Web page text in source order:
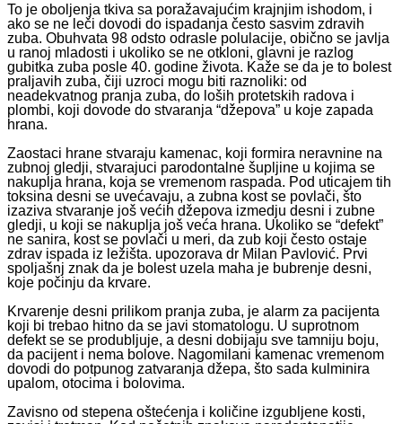
To je oboljenja tkiva sa poražavajućim krajnjim ishodom, i
ako se ne leči dovodi do ispadanja često sasvim zdravih
zuba. Obuhvata 98 odsto odrasle polulacije, obično se javlja
u ranoj mladosti i ukoliko se ne otkloni, glavni je razlog
gubitka zuba posle 40. godine života. Kaže se da je to bolest
praljavih zuba, čiji uzroci mogu biti raznoliki: od
neadekvatnog pranja zuba, do loših protetskih radova i
plombi, koji dovode do stvaranja “džepova” u koje zapada
hrana.
Zaostaci hrane stvaraju kamenac, koji formira neravnine na
zubnoj gledji, stvarajuci parodontalne šupljine u kojima se
nakuplja hrana, koja se vremenom raspada. Pod uticajem tih
toksina desni se uvećavaju, a zubna kost se povlači, što
izaziva stvaranje još većih džepova izmedju desni i zubne
gledji, u koji se nakuplja još veća hrana. Ukoliko se “defekt”
ne sanira, kost se povlači u meri, da zub koji često ostaje
zdrav ispada iz ležišta. upozorava dr Milan Pavlović. Prvi
spoljašnj znak da je bolest uzela maha je bubrenje desni,
koje počinju da krvare.
Krvarenje desni prilikom pranja zuba, je alarm za pacijenta
koji bi trebao hitno da se javi stomatologu. U suprotnom
defekt se se produbljuje, a desni dobijaju sve tamniju boju,
da pacijent i nema bolove. Nagomilani kamenac vremenom
dovodi do potpunog zatvaranja džepa, što sada kulminira
upalom, otocima i bolovima.
Zavisno od stepena oštećenja i količine izgubljene kosti,